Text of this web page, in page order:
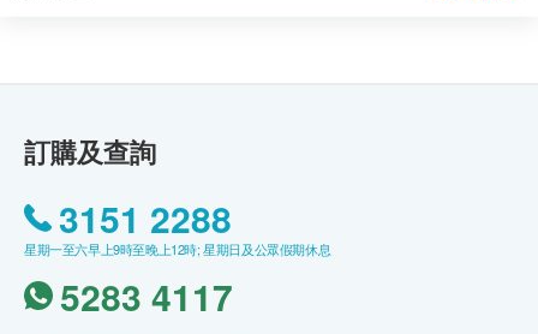
訂購及查詢
3151 2288
星期一至六早上9時至晚上12時; 星期日及公眾假期休息
5283 4117